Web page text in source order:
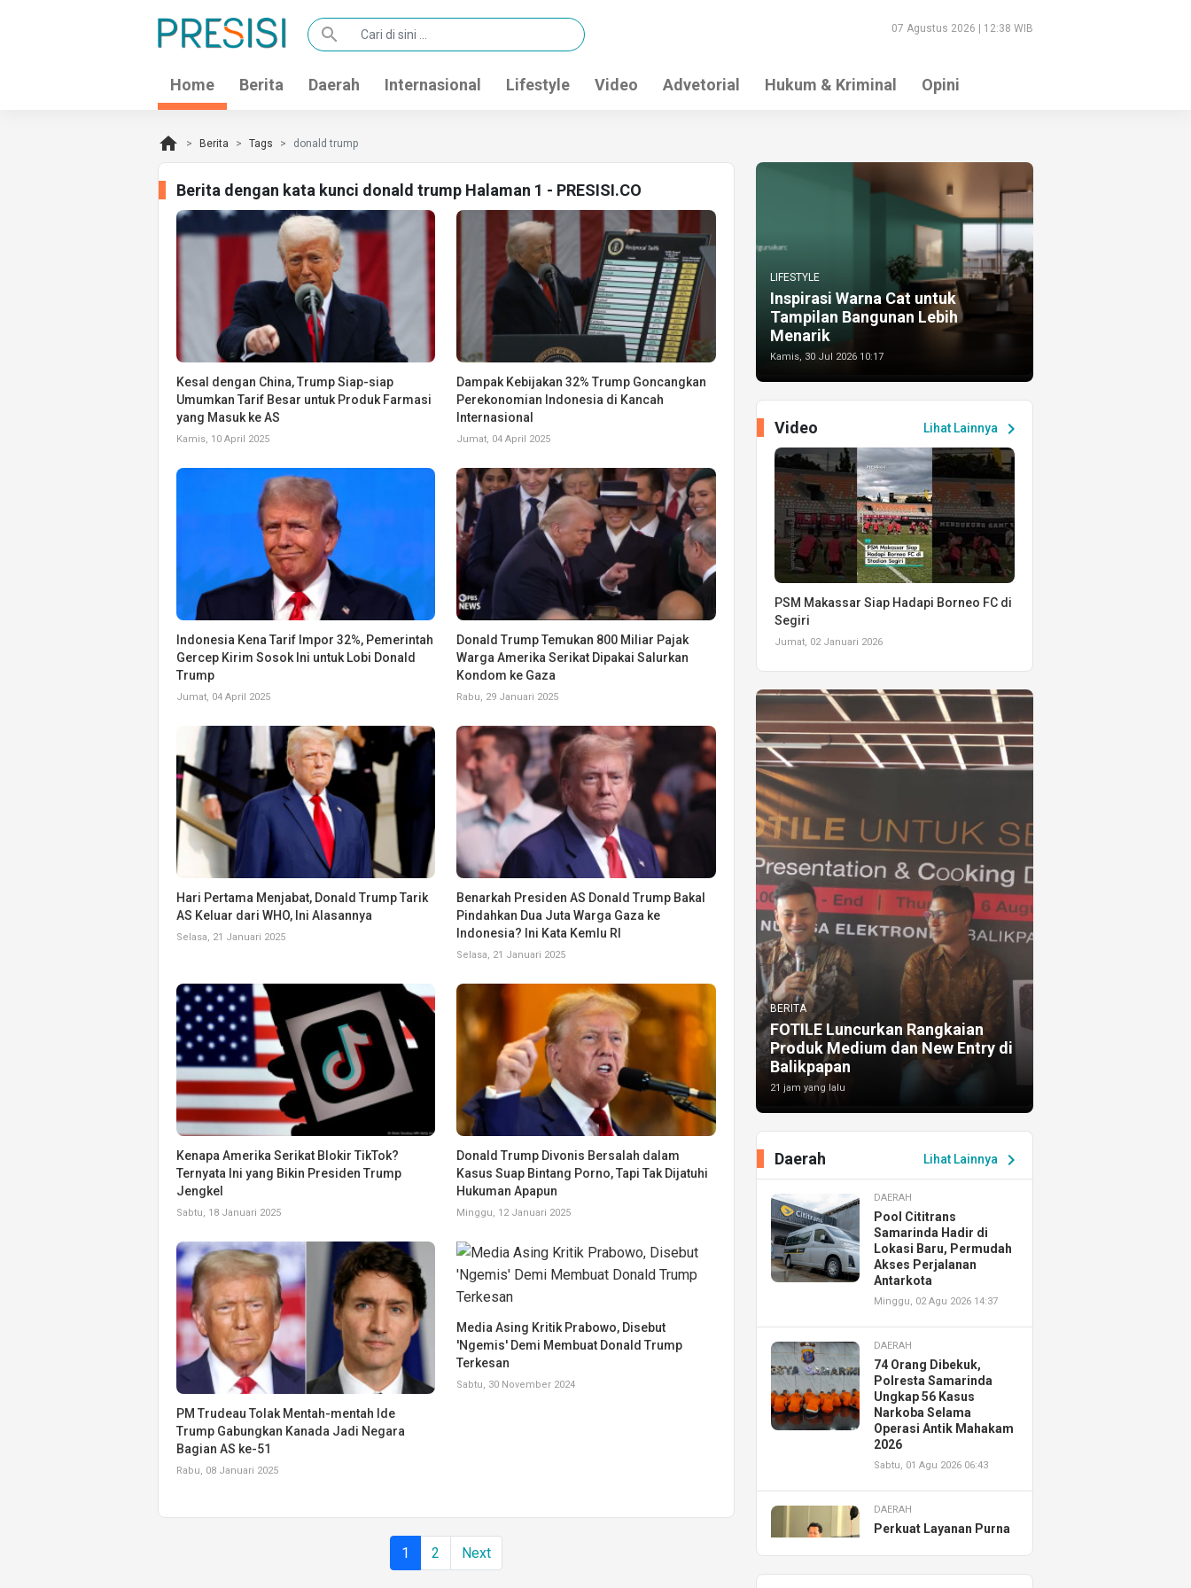
search 07 Agustus 2026 | 12:38 WIB
Home Berita Daerah Internasional Lifestyle Video Advetorial Hukum & Kriminal Opini
home Berita Tags donald trump
Berita dengan kata kunci donald trump Halaman 1 - PRESISI.CO
Kesal dengan China, Trump Siap-siap
Umumkan Tarif Besar untuk Produk Farmasi
yang Masuk ke AS
Kamis, 10 April 2025
Dampak Kebijakan 32% Trump Goncangkan
Perekonomian Indonesia di Kancah
Internasional
Jumat, 04 April 2025
Indonesia Kena Tarif Impor 32%, Pemerintah
Gercep Kirim Sosok Ini untuk Lobi Donald
Trump
Jumat, 04 April 2025
Donald Trump Temukan 800 Miliar Pajak
Warga Amerika Serikat Dipakai Salurkan
Kondom ke Gaza
Rabu, 29 Januari 2025
Hari Pertama Menjabat, Donald Trump Tarik
AS Keluar dari WHO, Ini Alasannya
Selasa, 21 Januari 2025
Benarkah Presiden AS Donald Trump Bakal
Pindahkan Dua Juta Warga Gaza ke
Indonesia? Ini Kata Kemlu RI
Selasa, 21 Januari 2025
Kenapa Amerika Serikat Blokir TikTok?
Ternyata Ini yang Bikin Presiden Trump
Jengkel
Sabtu, 18 Januari 2025
Donald Trump Divonis Bersalah dalam
Kasus Suap Bintang Porno, Tapi Tak Dijatuhi
Hukuman Apapun
Minggu, 12 Januari 2025
PM Trudeau Tolak Mentah-mentah Ide
Trump Gabungkan Kanada Jadi Negara
Bagian AS ke-51
Rabu, 08 Januari 2025
Media Asing Kritik Prabowo, Disebut
'Ngemis' Demi Membuat Donald Trump
Terkesan
Sabtu, 30 November 2024
1 2 Next
LIFESTYLE
Inspirasi Warna Cat untuk
Tampilan Bangunan Lebih
Menarik
Kamis, 30 Jul 2026 10:17
Lihat Lainnya chevron_right
Video
PSM Makassar Siap Hadapi Borneo FC di
Segiri
Jumat, 02 Januari 2026
BERITA
FOTILE Luncurkan Rangkaian
Produk Medium dan New Entry di
Balikpapan
21 jam yang lalu
Lihat Lainnya chevron_right
Daerah
DAERAH
Pool Cititrans
Samarinda Hadir di
Lokasi Baru, Permudah
Akses Perjalanan
Antarkota
Minggu, 02 Agu 2026 14:37
DAERAH
74 Orang Dibekuk,
Polresta Samarinda
Ungkap 56 Kasus
Narkoba Selama
Operasi Antik Mahakam
2026
Sabtu, 01 Agu 2026 06:43
DAERAH
Perkuat Layanan Purna
Resmikan AHASS